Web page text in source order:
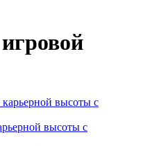
высоты с